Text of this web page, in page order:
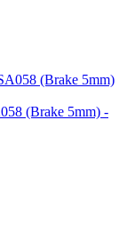
(Brake 5mm) -